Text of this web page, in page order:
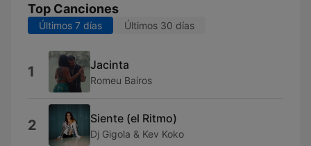
Top Canciones
Últimos 7 días Últimos 30 días
1 Jacinta
Romeu Bairos
2 Siente (el Ritmo)
Dj Gigola & Kev Koko